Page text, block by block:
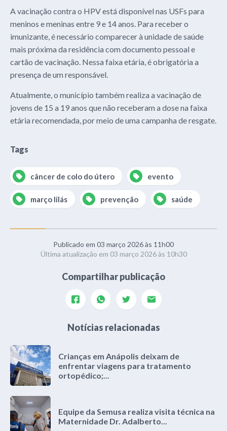
A vacinação contra o HPV está disponível nas USFs para
meninos e meninas entre 9 e 14 anos. Para receber o
imunizante, é necessário comparecer à unidade de saúde
mais próxima da residência com documento pessoal e
cartão de vacinação. Nessa faixa etária, é obrigatória a
presença de um responsável.
Atualmente, o município também realiza a vacinação de
jovens de 15 a 19 anos que não receberam a dose na faixa
etária recomendada, por meio de uma campanha de resgate.
Tags
câncer de colo do útero evento
março lilás prevenção saúde
Publicado em 03 março 2026 às 11h00
Última atualização em 03 março 2026 às 10h30
Compartilhar publicação
Notícias relacionadas
Crianças em Anápolis deixam de
enfrentar viagens para tratamento
ortopédico;...
Equipe da Semusa realiza visita técnica na
Maternidade Dr. Adalberto...